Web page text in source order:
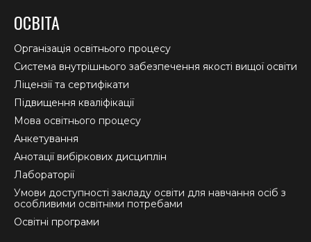
opens
in
new
window
opens
in
new
window
in
new
window
ОСВІТА
Організація освітнього процесу
Система внутрішнього забезпечення якості вищої освіти
Ліцензії та сертифікати
Підвищення кваліфікації
Мова освітнього процесу
Анкетування
Анотації вибіркових дисциплін
Лабораторії
Умови доступності закладу освіти для навчання осіб з
особливими освітніми потребами
Освітні програми